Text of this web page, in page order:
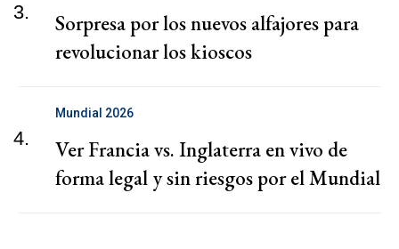
3.
Sorpresa por los nuevos alfajores para
revolucionar los kioscos
4.
Mundial 2026
Ver Francia vs. Inglaterra en vivo de
forma legal y sin riesgos por el Mundial